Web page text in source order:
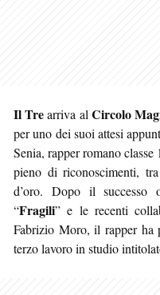
Il Trearriva al Circolo
per uno dei suoi attesi
Senia, rapper romano
pieno di riconoscimenti,
d’oro. Dopo il successo
“Fragili” e le recenti
Fabrizio Moro, il rapper ha
terzo lavoro in studio